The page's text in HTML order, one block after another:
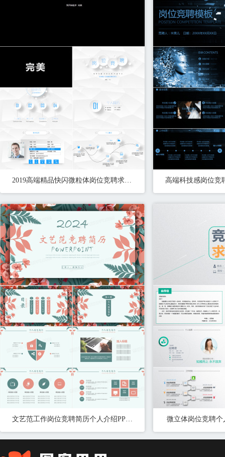
2019高端精品快闪微粒体岗位竞聘求职简历动态PPT模板
文艺范工作岗位竞聘简历个人介绍PPT模板 微立体岗位竞聘个